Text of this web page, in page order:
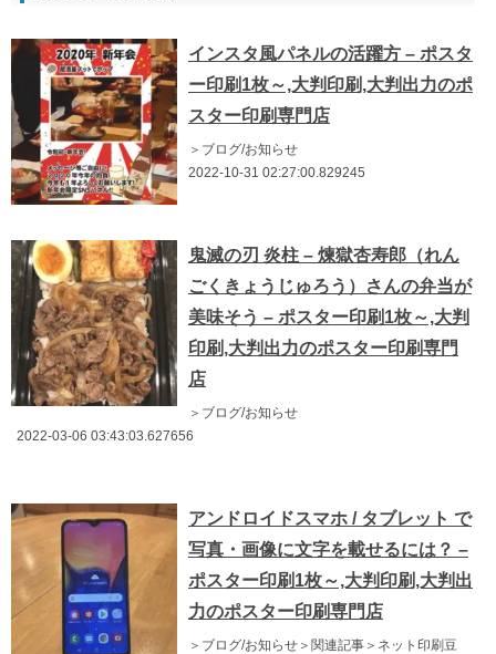
インスタ風パネルの活躍方 – ポスタ
ー印刷1枚～,大判印刷,大判出力のポ
スター印刷専門店
＞ブログ/お知らせ
2022-10-31 02:27:00.829245
鬼滅の刃 炎柱 – 煉獄杏寿郎（れん
ごくきょうじゅろう）さんの弁当が
美味そう – ポスター印刷1枚～,大判
印刷,大判出力のポスター印刷専門
店
＞ブログ/お知らせ
2022-03-06 03:43:03.627656
アンドロイドスマホ / タブレット で
写真・画像に文字を載せるには？ –
ポスター印刷1枚～,大判印刷,大判出
力のポスター印刷専門店
＞ブログ/お知らせ＞関連記事＞ネット印刷豆